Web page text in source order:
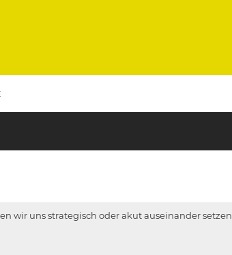
wir uns strategisch oder akut auseinander setzen.